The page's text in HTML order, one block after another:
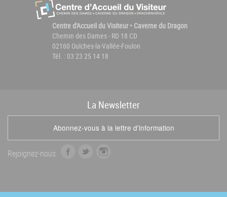
Centre d'Accueil du Visiteur • Caverne du Dragon
Chemin des Dames - RD 18 CD
02160 Oulches-la-Vallée-Foulon
Tél. : 03 23 25 14 18
La Newsletter
Abonnez-vous à la lettre d'information
Rejoignez-nous
b
t
a